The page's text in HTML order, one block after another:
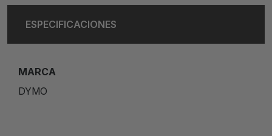
ESPECIFICACIONES
MARCA
DYMO